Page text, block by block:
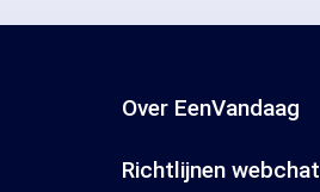
Over EenVandaag
Richtlijnen webchat